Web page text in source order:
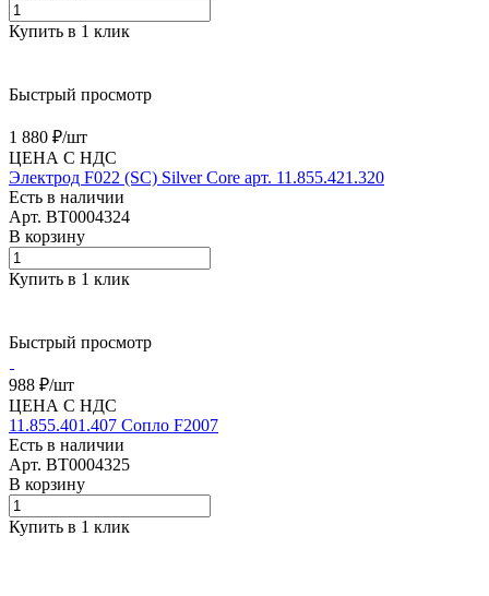
Купить в 1 клик
Быстрый просмотр
1 880 ₽/шт
ЦЕНА С НДС
Электрод F022 (SС) Silver Core арт. 11.855.421.320
Есть в наличии
Арт. BT0004324
В корзину
Купить в 1 клик
Быстрый просмотр
988 ₽/шт
ЦЕНА С НДС
11.855.401.407 Сопло F2007
Есть в наличии
Арт. BT0004325
В корзину
Купить в 1 клик